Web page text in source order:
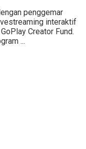
penggemar
interaktif
Creator Fund.
...